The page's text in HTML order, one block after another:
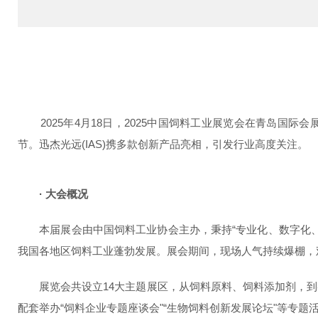
2025年4月18日，2025中国饲料工业展览会在青岛国际
节。迅杰光远(IAS)携多款创新产品亮相，引发行业高度关注。
· 大会概况
本届展会由中国饲料工业协会主办，秉持“专业化、数字化
我国各地区饲料工业蓬勃发展。展会期间，现场人气持续爆棚
展览会共设立14大主题展区，从饲料原料、饲料添加剂，到
配套举办“饲料企业专题座谈会"“生物饲料创新发展论坛"等专